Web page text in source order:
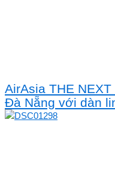
AirAsia THE
Đà Nẵng với dàn